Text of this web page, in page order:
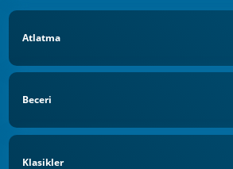
Atlatma
Beceri
Klasikler